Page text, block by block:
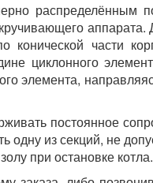
распределённым
части
циклонного
элемента,
постоянное
из секций, не
при остановке котла.